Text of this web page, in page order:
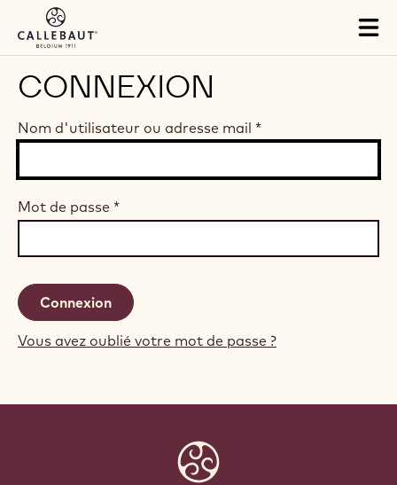
Skip to main content
CONNEXION
Nom d'utilisateur ou adresse mail *
Mot de passe *
Vous avez oublié votre mot de passe ?